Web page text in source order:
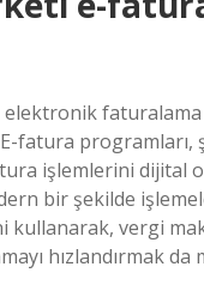
elektronik faturalama
fatura programları,
işlemlerini dijital
bir şekilde
kullanarak, vergi
hızlandırmak da